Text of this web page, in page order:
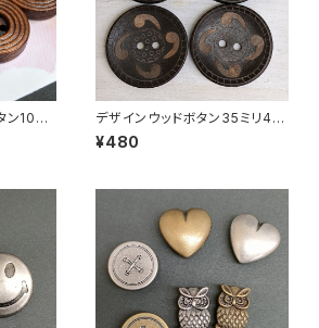
ン10ｍ
デザインウッドボタン35ミリ4個
セット
¥480